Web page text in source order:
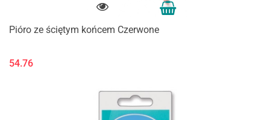
Pióro ze ściętym końcem Czerwone
54.76